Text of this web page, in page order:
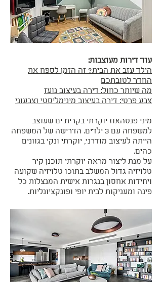
עוד דירות מעוצבות:
הילד עזב את הבית? זה הזמן לספח את
החדר לטובתכם
מה שיותר כחול: דירה בעיצוב נועז
צבע פרטי: דירה בעיצוב מינימליסטי וצבעוני
מיני פנטהאוז יוקרתי בקרית ים שעוצב
למשפחה עם 3 ילדים. הדרישה של המשפחה
הייתה לעיצוב מודרני, יוקרתי ונקי בגוונים
כהים.
על מנת ליצור מראה יוקרתי תוכנן קיר
טלויזיה גדול המשלב בתוכו טלויזיה שקועה
ויחידות אחסון בנגרות אישית המנצלות כל
פינה ומעניקות לבית יופי ופונקציונליות.